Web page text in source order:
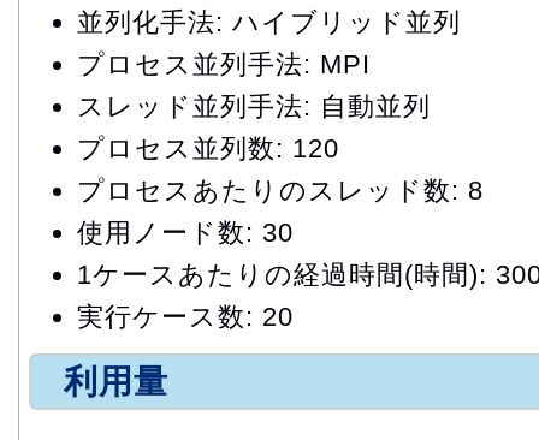
並列化手法: ハイブリッド並列
プロセス並列手法: MPI
スレッド並列手法: 自動並列
プロセス並列数: 120
プロセスあたりのスレッド数: 8
使用ノード数: 30
1ケースあたりの経過時間(時間):
実行ケース数: 20
利用量